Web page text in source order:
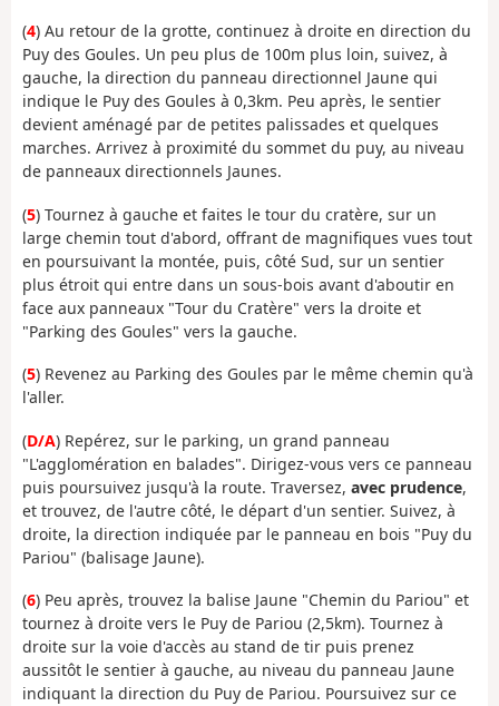
(4) Au retour de la grotte, continuez à droite en direction du
Puy des Goules. Un peu plus de 100m plus loin, suivez, à
gauche, la direction du panneau directionnel Jaune qui
indique le Puy des Goules à 0,3km. Peu après, le sentier
devient aménagé par de petites palissades et quelques
marches. Arrivez à proximité du sommet du puy, au niveau
de panneaux directionnels Jaunes.
(5) Tournez à gauche et faites le tour du cratère, sur un
large chemin tout d'abord, offrant de magnifiques vues tout
en poursuivant la montée, puis, côté Sud, sur un sentier
plus étroit qui entre dans un sous-bois avant d'aboutir en
face aux panneaux "Tour du Cratère" vers la droite et
"Parking des Goules" vers la gauche.
(5) Revenez au Parking des Goules par le même chemin qu'à
l'aller.
(D/A) Repérez, sur le parking, un grand panneau
"L'agglomération en balades". Dirigez-vous vers ce panneau
puis poursuivez jusqu'à la route. Traversez, avec prudence,
et trouvez, de l'autre côté, le départ d'un sentier. Suivez, à
droite, la direction indiquée par le panneau en bois "Puy du
Pariou" (balisage Jaune).
(6) Peu après, trouvez la balise Jaune "Chemin du Pariou" et
tournez à droite vers le Puy de Pariou (2,5km). Tournez à
droite sur la voie d'accès au stand de tir puis prenez
aussitôt le sentier à gauche, au niveau du panneau Jaune
indiquant la direction du Puy de Pariou. Poursuivez sur ce